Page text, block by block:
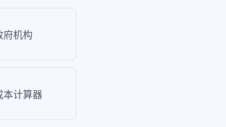
府机构
本计算器